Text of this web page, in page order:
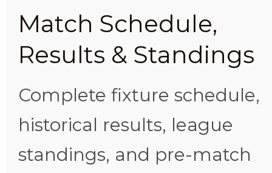
Match Schedule,
Results & Standings
Complete fixture schedule,
historical results, league
standings, and pre-match